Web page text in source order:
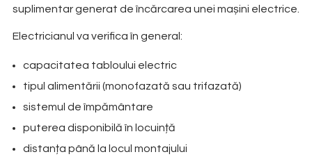
suplimentar generat de încărcarea unei mașini electrice.
Electricianul va verifica în general:
capacitatea tabloului electric
tipul alimentării (monofazată sau trifazată)
sistemul de împământare
puterea disponibilă în locuință
distanța până la locul montajului